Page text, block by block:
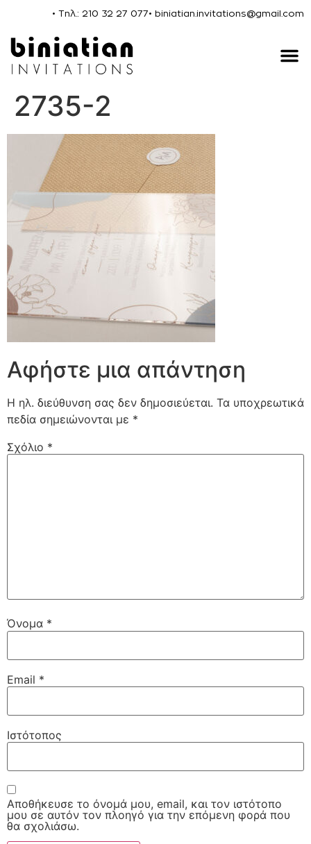
• Τηλ.: 210 32 27 077• biniatian.invitations@gmail.com
2735-2
Αφήστε μια απάντηση
Η ηλ. διεύθυνση σας δεν δημοσιεύεται. Τα υποχρεωτικά
πεδία σημειώνονται με *
Σχόλιο *
Όνομα *
Email *
Ιστότοπος
Αποθήκευσε το όνομά μου, email, και τον ιστότοπο
μου σε αυτόν τον πλοηγό για την επόμενη φορά που
θα σχολιάσω.